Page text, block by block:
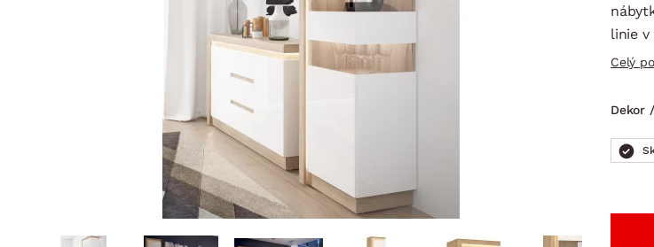
Koupelna
Zahrada
Domácnost
STOLOVÁNÍ A VAŘENÍ
Jídelní servis
Zobrazit vše
DOMÁCÍ SPOTŘEBIČE
Jídelní sestavy
linie
Celý
Dekor